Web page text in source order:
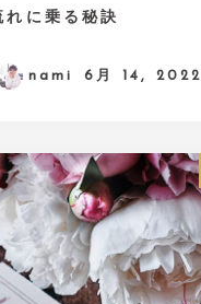
れに乗る秘訣
nami 6月 14, 2022